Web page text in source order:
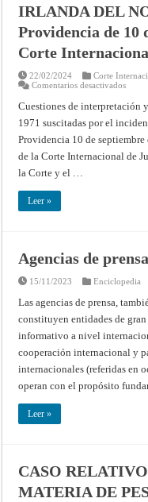
IRLANDA DEL
Providencia de 10
Corte
22/02/2024
Corte
Comentarios desactivadosen
CON
LA
Y
LA
DEL
DE
(LA
LIBIA
contra
EL
REINO
de
10
Cuestiones de interpretación
1971 suscitadas por el
Providencia 10 de
de la Corte Internacional de
la Corte y el …
Leer »
Agencias de prensa
15/11/2023 Enciclopedia
Las agencias de prensa,
constituyen entidades de
informativo a nivel
cooperación internacional y
internacionales (referidas en
operan con el propósito
Leer »
CASO
MATERIA DE